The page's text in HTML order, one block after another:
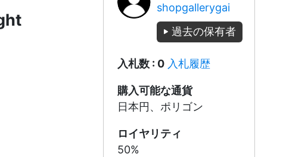
shopgallerygai
過去の保有者
入札数 : 0 入札履歴
購入可能な通貨
日本円、ポリゴン
ロイヤリティ
50%